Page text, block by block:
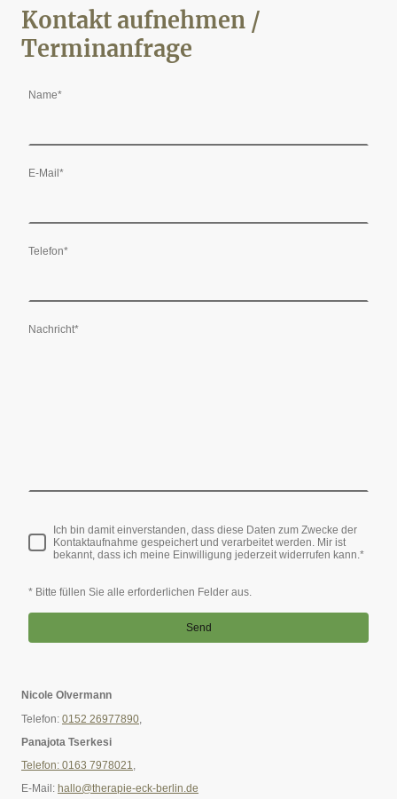
Kontakt aufnehmen /
Terminanfrage
Name*
E-Mail*
Telefon*
Nachricht*
Ich bin damit einverstanden, dass diese Daten zum Zwecke der
Kontaktaufnahme gespeichert und verarbeitet werden. Mir ist
bekannt, dass ich meine Einwilligung jederzeit widerrufen kann.*
* Bitte füllen Sie alle erforderlichen Felder aus.
Send
Nicole Olvermann
Telefon: 0152 26977890
Panajota Tserkesi
Telefon: 0163 7978021,
E-Mail: hallo@therapie-eck-berlin.de